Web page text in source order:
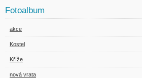
Fotoalbum
akce
Kostel
Kříže
nová vrata